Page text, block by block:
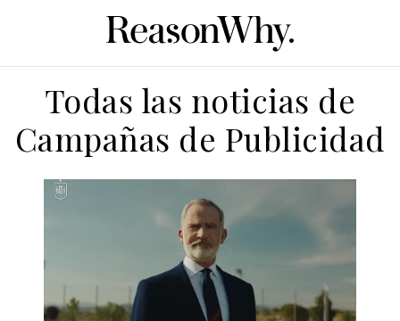
Todas las noticias de
Campañas de Publicidad